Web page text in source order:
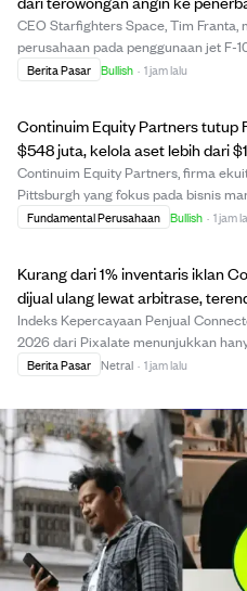
kembangkan peluncuran roket
CEO Starfighters Space, Tim Franta,
perusahaan pada penggunaan jet F-
platform uji terbang untuk komponen
tinggi F-1...
Berita Pasar Bullish · 1 jam lalu
Continuim Equity Partners tutup
$548 juta, kelola aset lebih dari
Continuim Equity Partners, firma
Pittsburgh yang fokus pada bisnis
industri, berhasil menutup Fund III
Fundamental Perusahaan Bullish · 1 jam
Kurang dari 1% inventaris iklan
dijual ulang lewat arbitrase,
kanal digital.
Indeks Kepercayaan Penjual
2026 dari Pixalate menunjukkan
iklan CTV di AS yang dijual ulang
ini menilai lebih dari 125 penjual ...
Berita Pasar Netral · 1 jam lalu